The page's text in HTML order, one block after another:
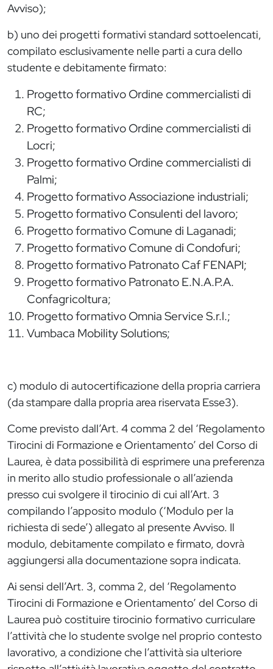
Avviso);
b) uno dei progetti formativi standard sottoelencati,
compilato esclusivamente nelle parti a cura dello
studente e debitamente firmato:
Progetto formativo Ordine commercialisti di
RC;
Progetto formativo Ordine commercialisti di
Locri;
Progetto formativo Ordine commercialisti di
Palmi;
Progetto formativo Associazione industriali;
Progetto formativo Consulenti del lavoro;
Progetto formativo Comune di Laganadi;
Progetto formativo Comune di Condofuri;
Progetto formativo Patronato Caf FENAPI;
Progetto formativo Patronato E.N.A.P.A.
Confagricoltura;
Progetto formativo Omnia Service S.r.l.;
Vumbaca Mobility Solutions;
c) modulo di autocertificazione della propria carriera
(da stampare dalla propria area riservata Esse3).
Come previsto dall’Art. 4 comma 2 del ‘Regolamento
Tirocini di Formazione e Orientamento’ del Corso di
Laurea, è data possibilità di esprimere una preferenza
in merito allo studio professionale o all’azienda
presso cui svolgere il tirocinio di cui all’Art. 3
compilando l’apposito modulo (‘Modulo per la
richiesta di sede’) allegato al presente Avviso. Il
modulo, debitamente compilato e firmato, dovrà
aggiungersi alla documentazione sopra indicata.
Ai sensi dell’Art. 3, comma 2, del ‘Regolamento
Tirocini di Formazione e Orientamento’ del Corso di
Laurea può costituire tirocinio formativo curriculare
l’attività che lo studente svolge nel proprio contesto
lavorativo, a condizione che l’attività sia ulteriore